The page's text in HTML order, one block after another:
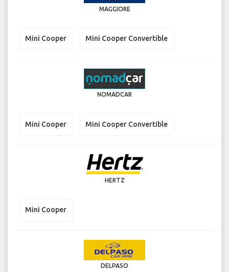
MAGGIORE
Mini Cooper Mini Cooper Convertible
NOMADCAR
Mini Cooper Mini Cooper Convertible
HERTZ
Mini Cooper
DELPASO